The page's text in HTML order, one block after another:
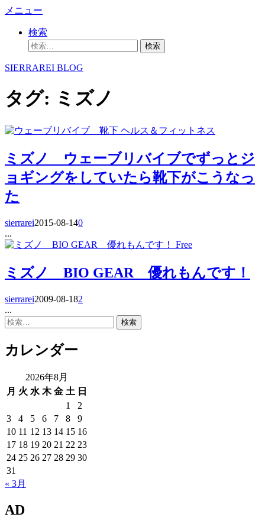
コ
へ
キ
ッ
メニュー
検索
検
SIERRAREI BLOG
タグ: ミズノ
ヘルス＆フィットネス
ミズノ ウェーブリバイブでずっとジ
ョギングをしていたら靴下がこうなっ
た
sierrarei2015-08-140
...
Free
ミズノ BIO GEAR 優れもんです！
sierrarei2009-08-182
...
検
カレンダー
2026年8月
月 火 水 木 金 土 日
1
2
3
4 5 6 7 8
9
10 11 12 13 14 15 16
17 18 19 20 21 22 23
24 25 26 27 28 29 30
31
« 3月
AD